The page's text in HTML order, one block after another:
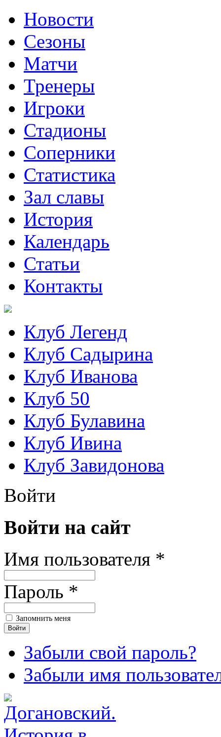
Новости
Сезоны
Матчи
Тренеры
Игроки
Стадионы
Соперники
Статистика
Зал славы
История
Календарь
Статьи
Контакты
Клуб Легенд
Клуб Садырина
Клуб Иванова
Клуб 50
Клуб Булавина
Клуб Ивина
Клуб Завидонова
Войти
Войти на сайт
Имя пользователя *
Пароль *
Запомнить меня
Забыли свой пароль?
Забыли имя